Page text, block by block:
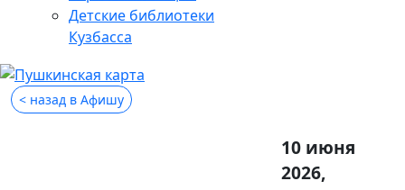
Детские библиотеки
Кузбасса
< назад в Афишу
10 июня
2026,